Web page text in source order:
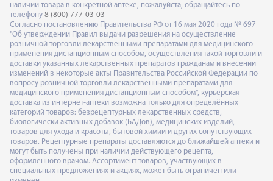
наличии товара в конкретной аптеке, пожалуйста, обращайтесь по
телефону 8 (800) 777-03-03
Согласно постановлению Правительства РФ от 16 мая 2020 года № 697
"Об утверждении Правил выдачи разрешения на осуществление
розничной торговли лекарственными препаратами для медицинского
применения дистанционным способом, осуществления такой торговли и
доставки указанных лекарственных препаратов гражданам и внесении
изменений в некоторые акты Правительства Российской Федерации по
вопросу розничной торговли лекарственными препаратами для
медицинского применения дистанционным способом", курьерская
доставка из интернет-аптеки возможна только для определённых
категорий товаров: безрецептурных лекарственных средств,
биологически активных добавок (БАДов), медицинских изделий,
товаров для ухода и красоты, бытовой химии и других сопутствующих
товаров. Рецептурные препараты доставляются до ближайшей аптеки и
могут быть получены при наличии действующего рецепта,
оформленного врачом. Ассортимент товаров, участвующих в
специальных предложениях и акциях, может быть ограничен или